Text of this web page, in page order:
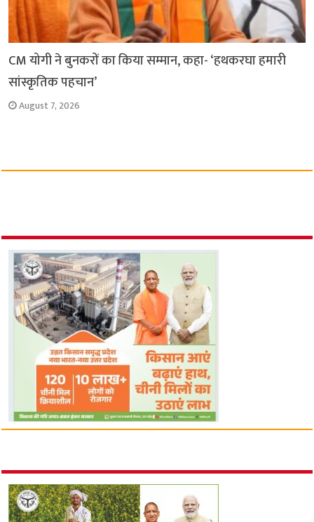
CM योगी ने बुनकरों का किया सम्मान, कहा- ‘हथकरघा हमारी
सांस्कृतिक पहचान’
August 7, 2026